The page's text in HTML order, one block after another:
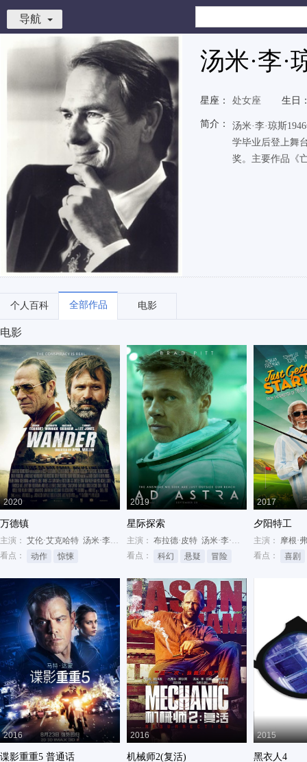
导航
汤米·李·
星座： 处女座 生日
简介：
汤米·李·琼斯
学毕业后登上舞
奖。主要作品《
个人百科 全部作品 电影
电影
2020
万德镇
主演： 艾伦·艾克哈特 汤米·李·琼斯
凯瑟琳·温妮克
看点：
动作 惊悚
2019
星际探索
主演： 布拉德·皮特 汤米·李·琼斯
唐纳德·萨瑟兰
看点：
科幻 悬疑 冒险
2017
夕阳特工
主演： 摩根·
看点：
喜剧
2016
谍影重重5 普通话
2016
机械师2(复活)
2015
黑衣人4